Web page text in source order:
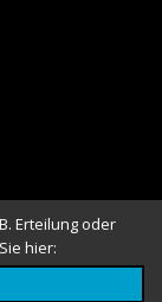
Blog
Erteilung oder
hier: